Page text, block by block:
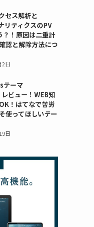
セス解析と
ティクスのPV
？！原因は二重計
認と解除方法につ
2日
ーマ
レビュー！WEB知
！はてなで苦労
使ってほしいテー
日